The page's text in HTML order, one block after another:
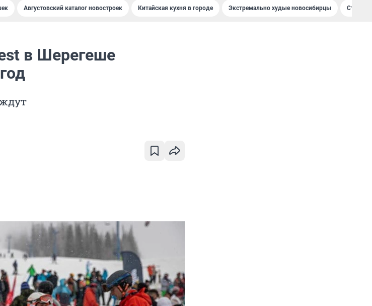
Августовский каталог новостроек Китайская кухня в городе Экстремально худые новосибирцы Старт
в Шерегеше